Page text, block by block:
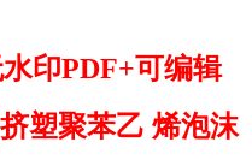
印PDF+可编辑
塑聚苯乙 烯泡沫